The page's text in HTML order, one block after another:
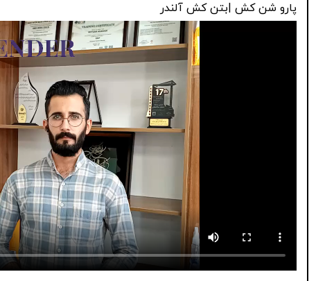
پارو شن کش |بتن کش آلندر